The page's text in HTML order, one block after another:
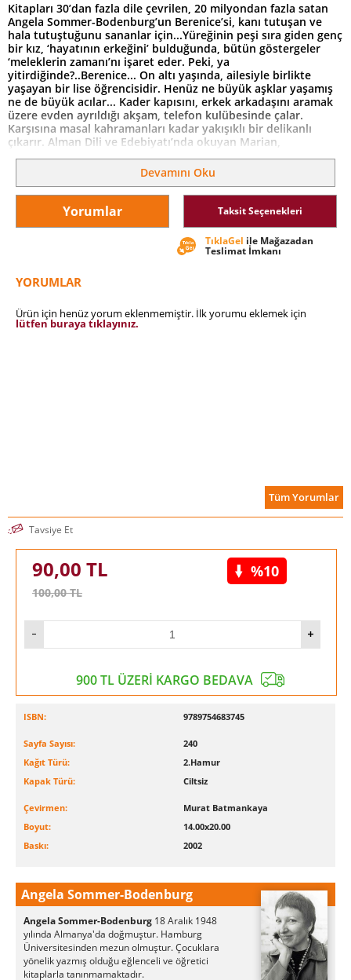
Kitapları 30’dan fazla dile çevrilen, 20 milyondan fazla satan
Angela Sommer-Bodenburg’un Berenice’si, kanı tutuşan ve
hala tutuştuğunu sananlar için...Yüreğinin peşi sıra giden genç
bir kız, ‘hayatının erkeğini’ bulduğunda, bütün göstergeler
‘meleklerin zamanı’nı işaret eder. Peki, ya
yitirdiğinde?..Berenice... On altı yaşında, ailesiyle birlikte
yaşayan bir lise öğrencisidir. Henüz ne büyük aşklar yaşamış
ne de büyük acılar... Kader kapısını, erkek arkadaşını aramak
üzere evden ayrıldığı akşam, telefon kulübesinde çalar.
Karşısına masal kahramanları kadar yakışıklı bir delikanlı
çıkarır. Alman Dili ve Edebiyatı’nda okuyan Marian,
Berenice’nin üzgün yüreğini neşeyle doldurur. Dünya
Marian’la daha güzel, daha yaşanılası bir yerdir artık. Ancak
yapraklarını açsın; dünyanın solmaması için uğraşacağım!" der
ve kaybolur.
Devamını Oku
Yorumlar Taksit Seçenekleri
TıklaGel ile Mağazadan
Teslimat İmkanı
YORUMLAR
Ürün için henüz yorum eklenmemiştir. İlk yorumu eklemek için
lütfen buraya tıklayınız.
Tüm Yorumlar
Tavsiye Et
90,00 TL
100,00TL
%10
900 TL ÜZERİ KARGO BEDAVA
ISBN: 9789754683745
Sayfa Sayısı:
240
Kağıt Türü:
2.Hamur
Kapak Türü:
Ciltsiz
Çevirmen:
Murat Batmankaya
Boyut:
14.00x20.00
Baskı:
2002
Angela Sommer-Bodenburg
Angela Sommer-Bodenburg 18 Aralık 1948
yılında Almanya'da doğmuştur. Hamburg
Üniversitesinden mezun olmuştur. Çocuklara
yönelik yazmış olduğu eğlenceli ve öğretici
kitaplarla tanınmamaktadır.